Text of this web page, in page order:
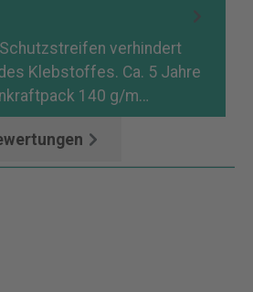
verhindert
Klebstoffes. Ca. 5 Jahre
140 g/m…